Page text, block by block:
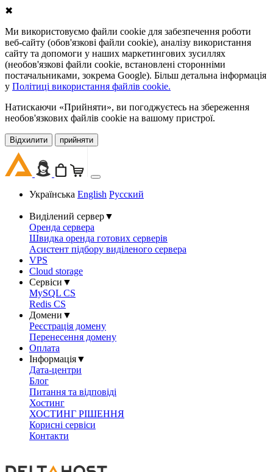
✖
Ми використовуємо файли cookie для забезпечення роботи
веб-сайту (обов'язкові файли cookie), аналізу використання
сайту та допомоги у наших маркетингових зусиллях
(необов'язкові файли cookie, встановлені сторонніми
постачальниками, зокрема Google). Більш детальна інформація
у Політиці використання файлів cookie.
Натискаючи «Прийняти», ви погоджуєтесь на збереження
необов'язкових файлів cookie на вашому пристрої.
Відхилити прийняти
Українська English Русский
Виділений сервер▼
Оренда сервера
Швидка оренда готових серверів
Асистент підбору виділеного сервера
VPS
Cloud storage
Сервіси ▼
MySQL CS
Redis CS
Домени ▼
Реєстрація домену
Перенесення домену
Оплата
Інформація▼
Дата-центри
Блог
Питання та відповіді
Хостинг
ХОСТИНГ РІШЕННЯ
Корисні сервіси
Контакти